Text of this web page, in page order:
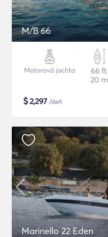
M/B 66
Motorová jachta
66 ft
20 m
$2,297 /deň
Marinello 22 Eden